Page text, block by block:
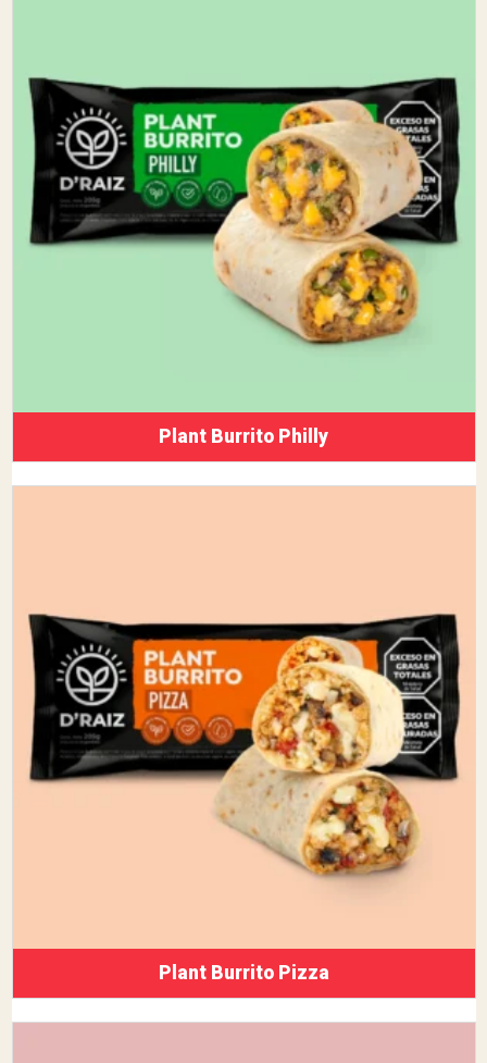
Plant Burrito Philly
Plant Burrito Pizza